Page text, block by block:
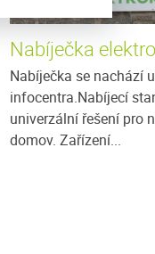
Nabíječka
Nabíječka se nachází
infocentra.Nabíjecí
univerzální řešení pro
domov. Zařízení...